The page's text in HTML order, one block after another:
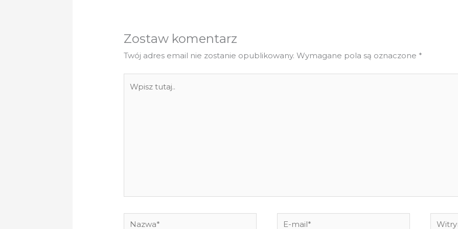
Zostaw komentarz
Twój adres email nie zostanie opublikowany. Wymagane pola są oznaczone *
tutaj..
Nazwa*
E-